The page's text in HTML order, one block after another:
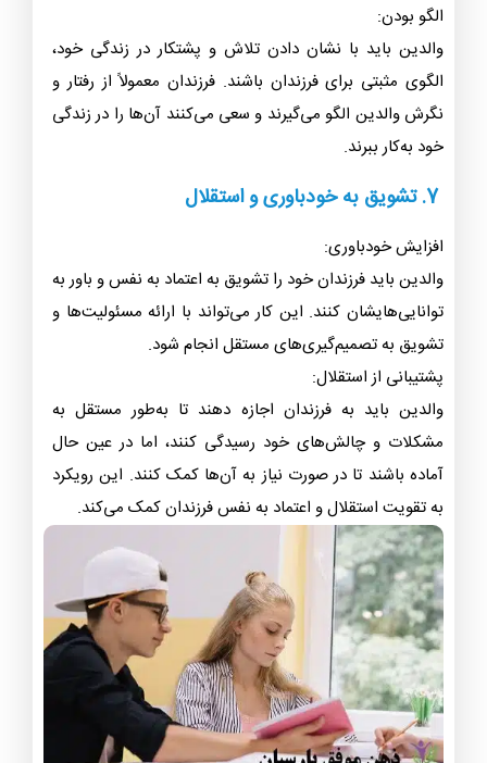
الگو بودن:
والدین باید با نشان دادن تلاش و پشتکار در زندگی خود،
الگوی مثبتی برای فرزندان باشند. فرزندان معمولاً از رفتار و
نگرش والدین الگو می‌گیرند و سعی می‌کنند آن‌ها را در زندگی
خود به‌کار ببرند.
7. تشویق به خودباوری و استقلال
افزایش خودباوری:
والدین باید فرزندان خود را تشویق به اعتماد به نفس و باور به
توانایی‌هایشان کنند. این کار می‌تواند با ارائه مسئولیت‌ها و
تشویق به تصمیم‌گیری‌های مستقل انجام شود.
پشتیبانی از استقلال:
والدین باید به فرزندان اجازه دهند تا به‌طور مستقل به
مشکلات و چالش‌های خود رسیدگی کنند، اما در عین حال
آماده باشند تا در صورت نیاز به آن‌ها کمک کنند. این رویکرد
به تقویت استقلال و اعتماد به نفس فرزندان کمک می‌کند.